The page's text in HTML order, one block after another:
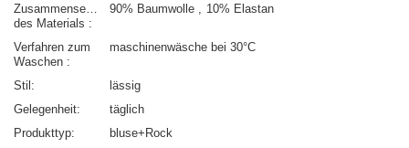
Zusammensetzung
des Materials
90% Baumwolle 10% Elastan
Verfahren zum
Waschen
maschinenwäsche bei 30°C
Stil
lässig
Gelegenheit
täglich
Produkttyp
bluse+Rock